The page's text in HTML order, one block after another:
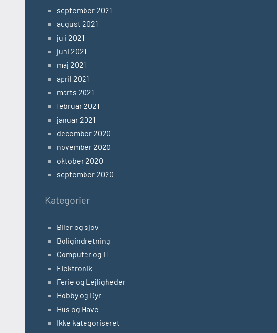
september 2021
august 2021
juli 2021
juni 2021
maj 2021
april 2021
marts 2021
februar 2021
januar 2021
december 2020
november 2020
oktober 2020
september 2020
Kategorier
Biler og sjov
Boligindretning
Computer og IT
Elektronik
Ferie og Lejligheder
Hobby og Dyr
Hus og Have
Ikke kategoriseret